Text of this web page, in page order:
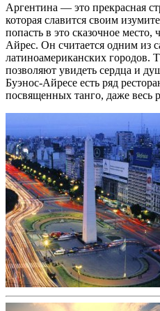
Аргентина — это прекрасная
которая славится своим
попасть в это сказочное место,
Айрес. Он считается одним из
латиноамериканских городов.
позволяют увидеть сердца и
Буэнос-Айресе есть ряд
посвященных танго, даже